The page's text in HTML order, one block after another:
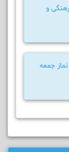
و
جمعه